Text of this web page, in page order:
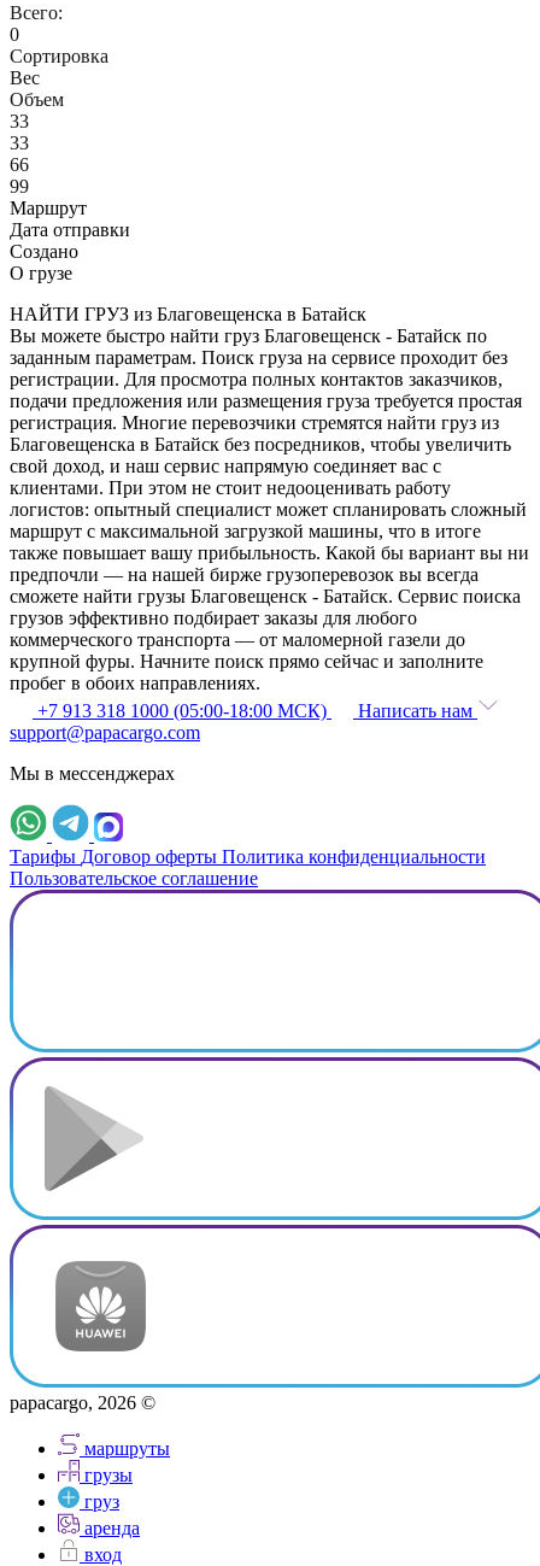
Всего:
0
Сортировка
Вес
Объем
33
33
66
99
Маршрут
Дата отправки
Создано
О грузе
НАЙТИ ГРУЗ из Благовещенска в Батайск
Вы можете быстро найти груз Благовещенск - Батайск по
заданным параметрам. Поиск груза на сервисе проходит без
регистрации. Для просмотра полных контактов заказчиков,
подачи предложения или размещения груза требуется простая
регистрация. Многие перевозчики стремятся найти груз из
Благовещенска в Батайск без посредников, чтобы увеличить
свой доход, и наш сервис напрямую соединяет вас с
клиентами. При этом не стоит недооценивать работу
логистов: опытный специалист может спланировать сложный
маршрут с максимальной загрузкой машины, что в итоге
также повышает вашу прибыльность. Какой бы вариант вы ни
предпочли — на нашей бирже грузоперевозок вы всегда
сможете найти грузы Благовещенск - Батайск. Сервис поиска
грузов эффективно подбирает заказы для любого
коммерческого транспорта — от маломерной газели до
крупной фуры. Начните поиск прямо сейчас и заполните
пробег в обоих направлениях.
+7 913 318 1000 (05:00-18:00 МСК)
Написать нам
support@papacargo.com
Мы в мессенджерах
Тарифы Договор оферты Политика конфиденциальности
Пользовательское соглашение
papacargo, 2026 ©
маршруты
грузы
груз
аренда
вход